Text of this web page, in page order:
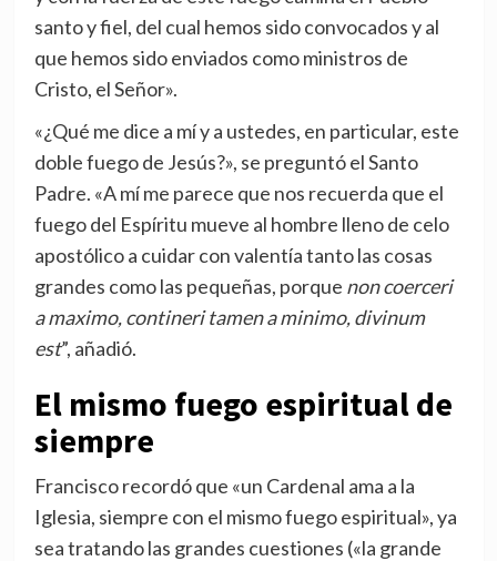
santo y fiel, del cual hemos sido convocados y al
que hemos sido enviados como ministros de
Cristo, el Señor».
«¿Qué me dice a mí y a ustedes, en particular, este
doble fuego de Jesús?», se preguntó el Santo
Padre. «A mí me parece que nos recuerda que el
fuego del Espíritu mueve al hombre lleno de celo
apostólico a cuidar con valentía tanto las cosas
grandes como las pequeñas, porque non coerceri
a maximo, contineri tamen a minimo, divinum
est”, añadió.
El mismo fuego espiritual de
siempre
Francisco recordó que «un Cardenal ama a la
Iglesia, siempre con el mismo fuego espiritual», ya
sea tratando las grandes cuestiones («la grande